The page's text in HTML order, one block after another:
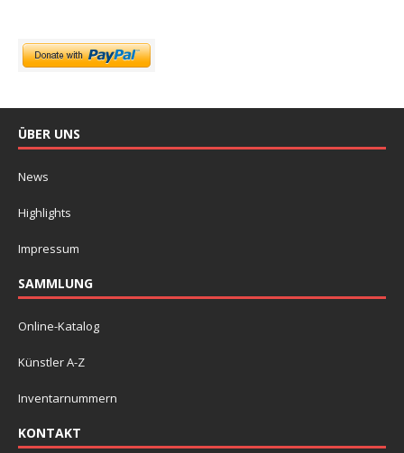
ÜBER UNS
News
Highlights
Impressum
SAMMLUNG
Online-Katalog
Künstler A-Z
Inventarnummern
KONTAKT